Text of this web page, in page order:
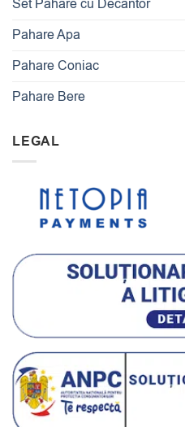
Set Pahare cu Decantor
Pahare Apa
Pahare Coniac
Pahare Bere
LEGAL